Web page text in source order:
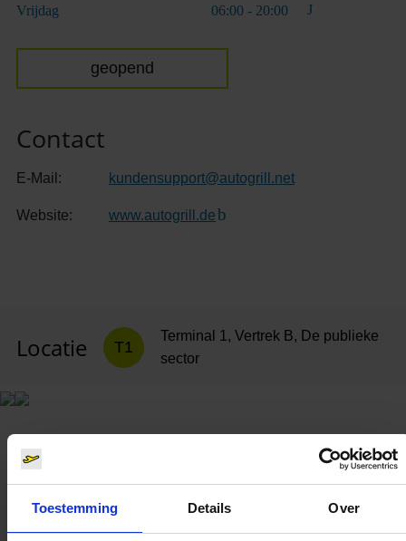
Toestemming Details Over
Vrijdag 06:00 - 20:00
geopend
Contact
E-Mail: kundensupport@autogrill.net
Website: www.autogrill.de (Link naar externe website)
Locatie T1
Terminal 1, Vertrek B, De publieke
sector